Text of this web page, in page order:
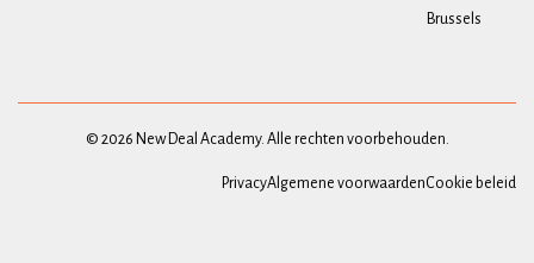
Brussels
© 2026 New Deal Academy. Alle rechten voorbehouden.
PrivacyAlgemene voorwaardenCookie beleid